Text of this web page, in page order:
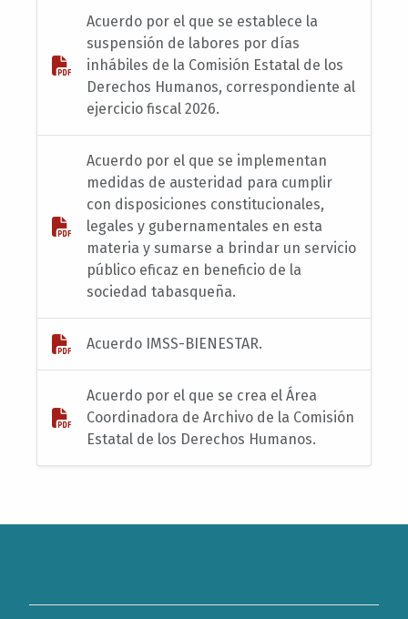
Acuerdo por el que se establece la
suspensión de labores por días
inhábiles de la Comisión Estatal de los
Derechos Humanos, correspondiente al
ejercicio fiscal 2026.
Acuerdo por el que se implementan
medidas de austeridad para cumplir
con disposiciones constitucionales,
legales y gubernamentales en esta
materia y sumarse a brindar un servicio
público eficaz en beneficio de la
sociedad tabasqueña.
Acuerdo IMSS-BIENESTAR.
Acuerdo por el que se crea el Área
Coordinadora de Archivo de la Comisión
Estatal de los Derechos Humanos.